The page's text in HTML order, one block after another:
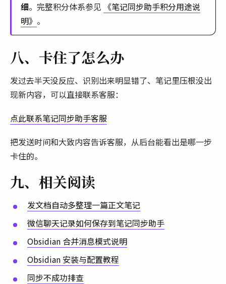
细。完整积分体系参见 《笔记同步助手积分用途说
明》 。
八、卡住了怎么办
发过去半天没反应、识别出来明显错了、笔记里压根没出
现新内容，可以直接联系客服：
点此联系笔记同步助手客服
把发送时间和大致内容告诉客服，从后台能看出是哪一步
卡住的。
九、相关阅读
发文档自动多整理一篇正文笔记
微信聊天记录如何保存到笔记同步助手
Obsidian 合并消息模式说明
Obsidian 安装与配置教程
同步不成功排查